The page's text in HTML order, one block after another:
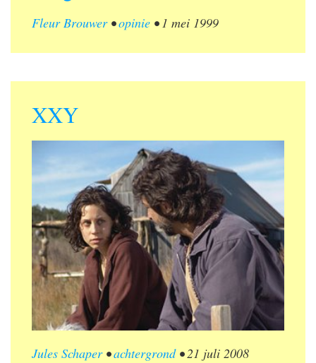
Fleur Brouwer•opinie •1 mei 1999
XXY
Jules Schaper•achtergrond•21 juli 2008